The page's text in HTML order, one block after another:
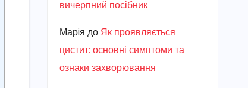
вичерпний посібник
Марiя до Як проявляється
цистит: основні симптоми та
ознаки захворювання